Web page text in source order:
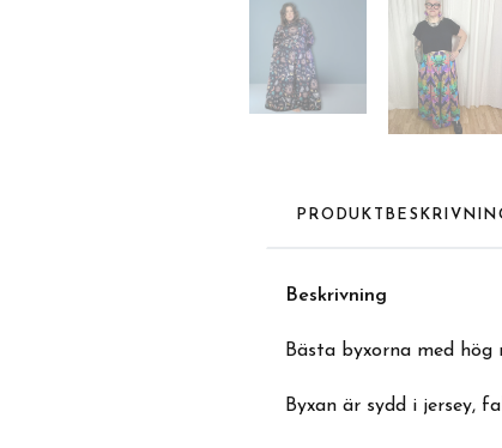
Beskrivning
Bästa byxorna med
Byxan är sydd i jersey,